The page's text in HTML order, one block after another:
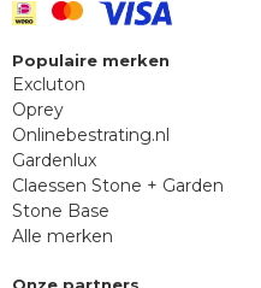
Populaire merken
Excluton
Oprey
Onlinebestrating.nl
Gardenlux
Claessen Stone + Garden
Stone Base
Alle merken